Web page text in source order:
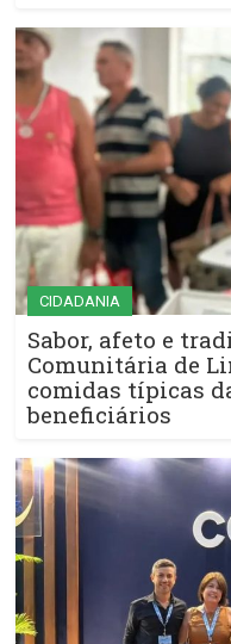
CIDADANIA
Sabor, afeto e
Comunitária de
comidas típicas
beneficiários